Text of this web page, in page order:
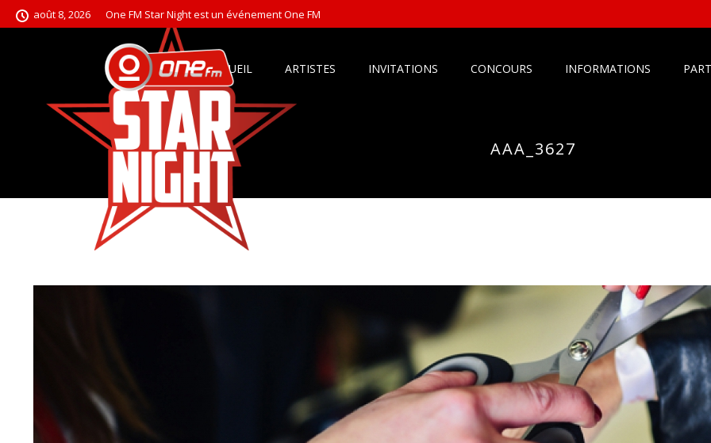
août 8, 2026 One FM Star Night est un événement One FM
ACCUEIL ARTISTES INVITATIONS CONCOURS INFORMATIONS
AAA_3627